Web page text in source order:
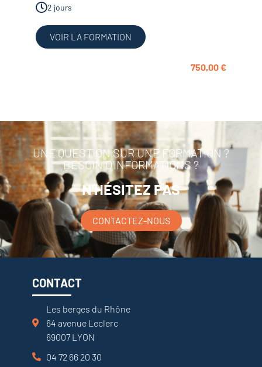
2 jours
VOIR LA FORMATION
750,00€
UNE QUESTION SUR UNE FORMATION ?
BESOIN D'INFORMATIONS ?
N'HÉSITEZ PAS
CONTACTEZ-NOUS
CONTACT
Les berges du Rhône
64 avenue Leclerc
69007 LYON
04 72 66 20 30